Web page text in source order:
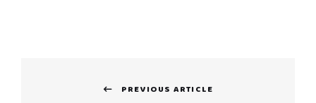
PREVIOUS ARTICLE